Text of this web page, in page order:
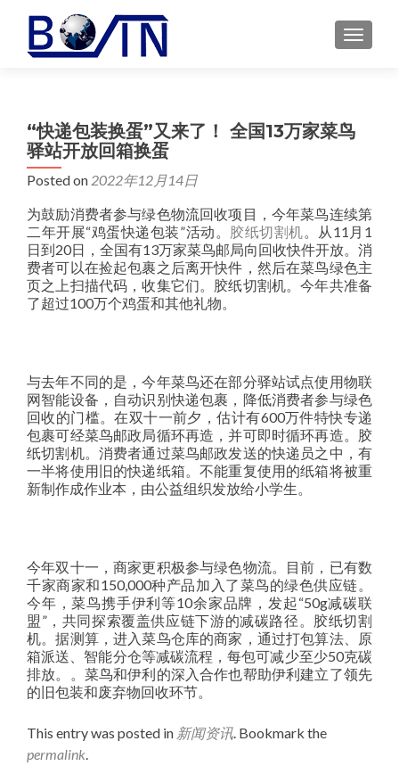
MENU
“快递包装换蛋”又来了！ 全国13万家菜鸟
驿站开放回箱换蛋
Posted on 2022年12月14日
为鼓励消费者参与绿色物流回收项目，今年菜鸟连续第
二年开展“鸡蛋快递包装”活动。 胶纸切割机。从11月1
日到20日，全国有13万家菜鸟邮局向回收快件开放。消
费者可以在捡起包裹之后离开快件，然后在菜鸟绿色主
页之上扫描代码，收集它们。胶纸切割机。今年共准备
了超过100万个鸡蛋和其他礼物。
与去年不同的是，今年菜鸟还在部分驿站试点使用物联
网智能设备，自动识别快递包裹，降低消费者参与绿色
回收的门槛。在双十一前夕，估计有600万件特快专递
包裹可经菜鸟邮政局循环再造，并可即时循环再造。胶
纸切割机。消费者通过菜鸟邮政发送的快递员之中，有
一半将使用旧的快递纸箱。不能重复使用的纸箱将被重
新制作成作业本，由公益组织发放给小学生。
今年双十一，商家更积极参与绿色物流。目前，已有数
千家商家和150,000种产品加入了菜鸟的绿色供应链。
今年，菜鸟携手伊利等10余家品牌，发起“50g减碳联
盟”，共同探索覆盖供应链下游的减碳路径。胶纸切割
机。据测算，进入菜鸟仓库的商家，通过打包算法、原
箱派送、智能分仓等减碳流程，每包可减少至少50克碳
排放。。菜鸟和伊利的深入合作也帮助伊利建立了领先
的旧包装和废弃物回收环节。
This entry was posted in 新闻资讯. Bookmark the
permalink.